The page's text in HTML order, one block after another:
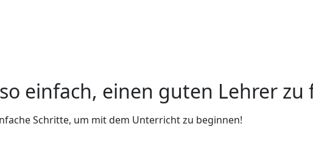
einfach, einen guten Lehrer zu
Schritte, um mit dem Unterricht zu beginnen!